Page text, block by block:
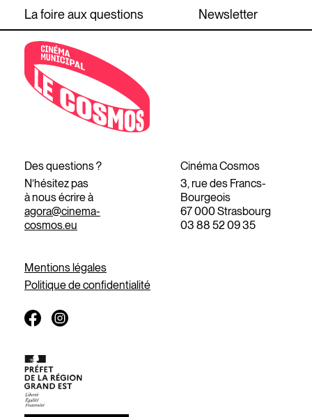
La foire aux questions Newsletter
Des questions ?
N’hésitez pas
à nous écrire à
agora@cinema-
cosmos.eu
Cinéma Cosmos
3, rue des Francs-
Bourgeois
67 000 Strasbourg
03 88 52 09 35
Mentions légales
Politique de confidentialité